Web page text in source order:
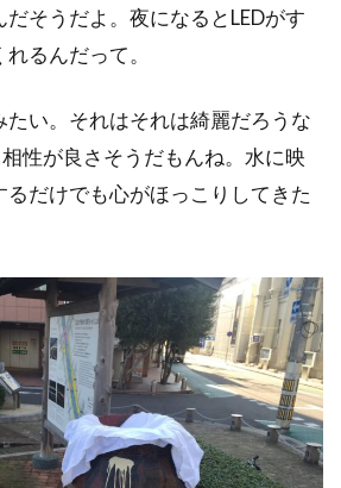
そうだよ。夜になるとLEDがす
るんだって。
い。それはそれは綺麗だろうな
性が良さそうだもんね。水に映
るだけでも心がほっこりしてきた